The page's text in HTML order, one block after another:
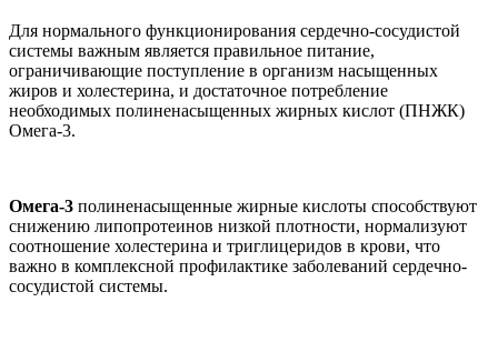
Для нормального функционирования сердечно-сосудистой
системы важным является правильное питание,
ограничивающие поступление в организм насыщенных
жиров и холестерина, и достаточное потребление
необходимых полиненасыщенных жирных кислот (ПНЖК)
Омега-3.
Омега-3 полиненасыщенные жирные кислоты способствуют
снижению липопротеинов низкой плотности, нормализуют
соотношение холестерина и триглицеридов в крови, что
важно в комплексной профилактике заболеваний сердечно-
сосудистой системы.